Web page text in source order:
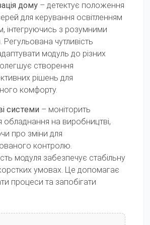
дому – детектує положення
для керування освітленням
інтегруючись з розумними
чутливість
модуль до різних
створення
рішень для
комфорту.
системи – моніторить
на виробництві,
про зміни для
контролю.
модуля забезпечує стабільну
умовах. Це допомагає
процеси та запобігати